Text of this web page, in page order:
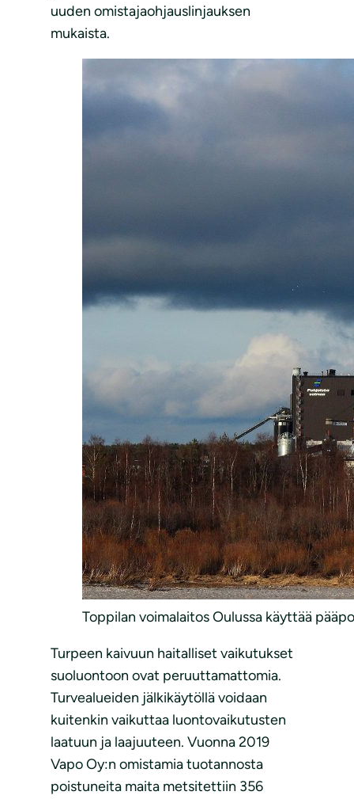
uuden omistajaohjauslinjauksen
mukaista.
Toppilan voimalaitos Oulussa käyttää
Turpeen kaivuun haitalliset vaikutukset
suoluontoon ovat peruuttamattomia.
Turvealueiden jälkikäytöllä voidaan
kuitenkin vaikuttaa luontovaikutusten
laatuun ja laajuuteen. Vuonna 2019
Vapo Oy:n omistamia tuotannosta
poistuneita maita metsitettiin 356